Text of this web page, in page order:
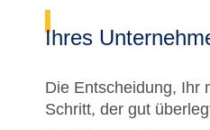
Ihres
Die Entscheidung, Ihr
Schritt, der gut